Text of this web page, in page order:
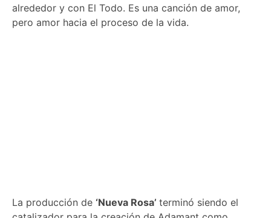
alrededor y con El Todo. Es una canción de amor,
pero amor hacia el proceso de la vida.
La producción de ‘Nueva Rosa’ terminó siendo el